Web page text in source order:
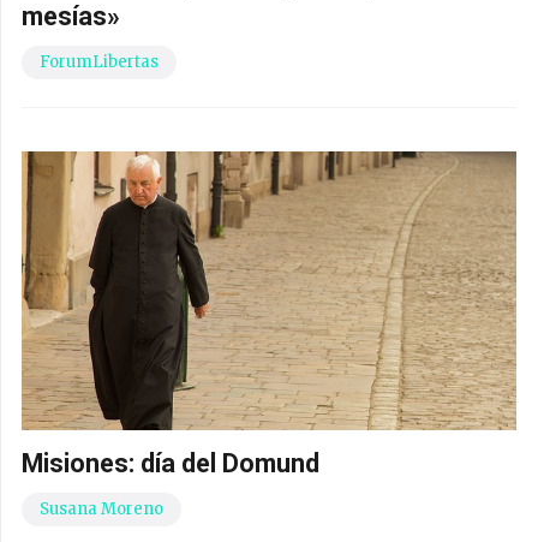
mesías»
ForumLibertas
Misiones: día del Domund
Susana Moreno